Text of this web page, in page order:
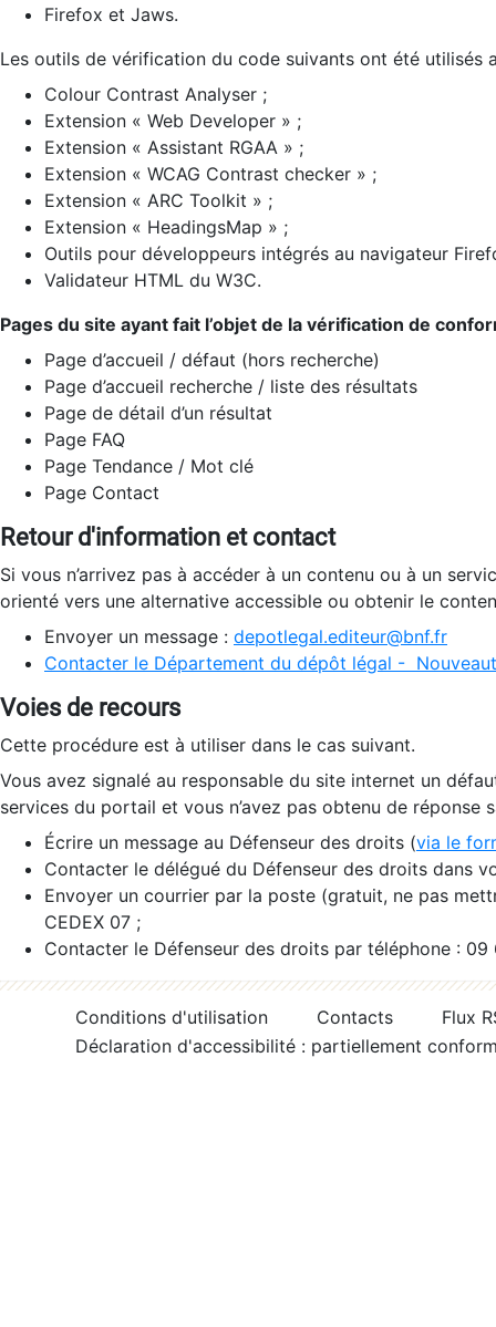
Firefox et Jaws.
Les outils de vérification du code suivants ont été utilisés
Colour Contrast Analyser ;
Extension « Web Developer » ;
Extension « Assistant RGAA » ;
Extension « WCAG Contrast checker » ;
Extension « ARC Toolkit » ;
Extension « HeadingsMap » ;
Outils pour développeurs intégrés au navigateur
Validateur HTML du W3C.
Pages du site ayant fait l’objet de la vérification de
Page d’accueil / défaut (hors recherche)
Page d’accueil recherche / liste des résultats
Page de détail d’un résultat
Page FAQ
Page Tendance / Mot clé
Page Contact
Retour d'information et contact
Si vous n’arrivez pas à accéder à un contenu ou à un
orienté vers une alternative accessible ou obtenir le
Envoyer un message : depotlegal.editeur@bnf.fr
Contacter le Département du dépôt légal -
Voies de recours
Cette procédure est à utiliser dans le cas suivant.
Vous avez signalé au responsable du site internet un
services du portail et vous n’avez pas obtenu de réponse
Écrire un message au Défenseur des droits (via le
Contacter le délégué du Défenseur des droits dans
Envoyer un courrier par la poste (gratuit, ne pas
CEDEX 07 ;
Contacter le Défenseur des droits par téléphone :
Conditions d'utilisation Contacts
Flux
Déclaration d'accessibilité : partiellement